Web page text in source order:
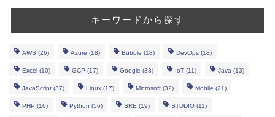
キーワードから探す
AWS (26) Azure (18) Bubble (18) DevOps (18)
Excel (10) GCP (17) Google (33) IoT (11) Java (13)
JavaScript (37) Linux (17) Microsoft (32) Mobile (21)
PHP (16) Python (56) SRE (19) STUDIO (11)